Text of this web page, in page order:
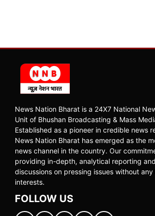
News Nation Bharat is a 24X7 National
Unit of Bhushan Broadcasting & Mass
Established as a pioneer in credible news
News Nation Bharat has emerged as the
news channel in the country. Our
providing in-depth, analytical reporting
discussions on pressing issues without
interests.
FOLLOW US